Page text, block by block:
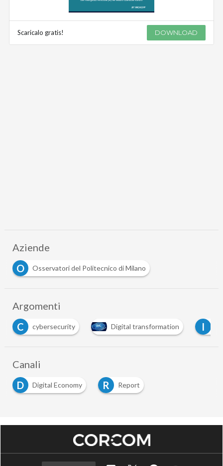
Scaricalo gratis! DOWNLOAD
Aziende
O
Osservatori del Politecnico di Milano
Argomenti
Digital transformation I innovazione I
Canali
D
Digital Economy R Report